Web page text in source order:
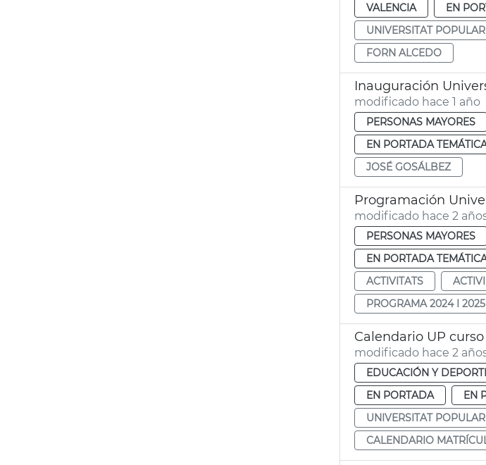
VALENCIA
EN
UNIVERSITAT POPULAR
FORN ALCEDO
Inauguración
modificado hace 1 año
PERSONAS MAYORES
EN PORTADA
JOSÉ GOSÁLBEZ
Programación
modificado hace 2
PERSONAS MAYORES
EN PORTADA
ACTIVITATS
PROGRAMA 2024 I 2025
Calendario UP
modificado hace 2
EDUCACIÓN Y
EN PORTADA
EN
UNIVERSITAT POPULAR
CALENDARIO